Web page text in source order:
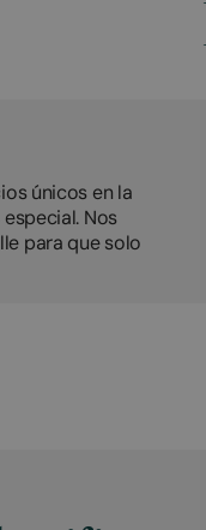
únicos en la
Nos
para que solo